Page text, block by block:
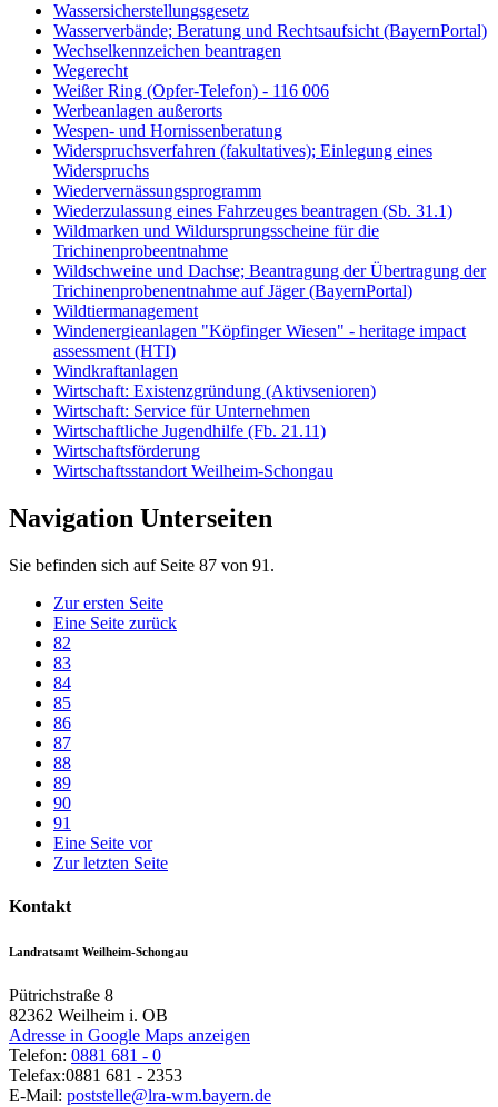
Wassersicherstellungsgesetz
Wasserverbände; Beratung und Rechtsaufsicht (BayernPortal)
Wechselkennzeichen beantragen
Wegerecht
Weißer Ring (Opfer-Telefon) - 116 006
Werbeanlagen außerorts
Wespen- und Hornissenberatung
Widerspruchsverfahren (fakultatives); Einlegung eines
Widerspruchs
Wiedervernässungsprogramm
Wiederzulassung eines Fahrzeuges beantragen (Sb. 31.1)
Wildmarken und Wildursprungsscheine für die
Trichinenprobeentnahme
Wildschweine und Dachse; Beantragung der Übertragung der
Trichinenprobenentnahme auf Jäger (BayernPortal)
Wildtiermanagement
Windenergieanlagen "Köpfinger Wiesen" - heritage impact
assessment (HTI)
Windkraftanlagen
Wirtschaft: Existenzgründung (Aktivsenioren)
Wirtschaft: Service für Unternehmen
Wirtschaftliche Jugendhilfe (Fb. 21.11)
Wirtschaftsförderung
Wirtschaftsstandort Weilheim-Schongau
Navigation Unterseiten
Sie befinden sich auf Seite 87 von 91.
Zur ersten Seite
Eine Seite zurück
82
83
84
85
86
87
88
89
90
91
Eine Seite vor
Zur letzten Seite
Kontakt
Landratsamt Weilheim-Schongau
Pütrichstraße 8
82362 Weilheim i. OB
Adresse in Google Maps anzeigen
Telefon: 0881 681 - 0
Telefax:0881 681 - 2353
E-Mail: poststelle@lra-wm.bayern.de